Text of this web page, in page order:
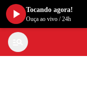
Tocando agora!
Ouça ao vivo /24h